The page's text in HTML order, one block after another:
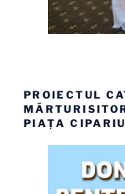
PROIECTUL
PIAȚA